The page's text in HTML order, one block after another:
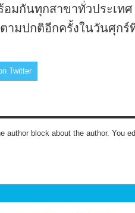
มกันทุกสาขาทั่วประเ
มปกติอีกครั้งในวันศุกร์
Twitter
author block about the author. You